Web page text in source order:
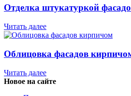
Отделка штукатуркой
Читать далее
Облицовка фасадов
Читать далее
Новое на сайте